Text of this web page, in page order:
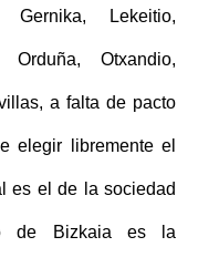
Gernika, Lekeitio,
Orduña, Otxandio,
a falta de pacto
elegir libremente el
es el de la sociedad
de Bizkaia es la